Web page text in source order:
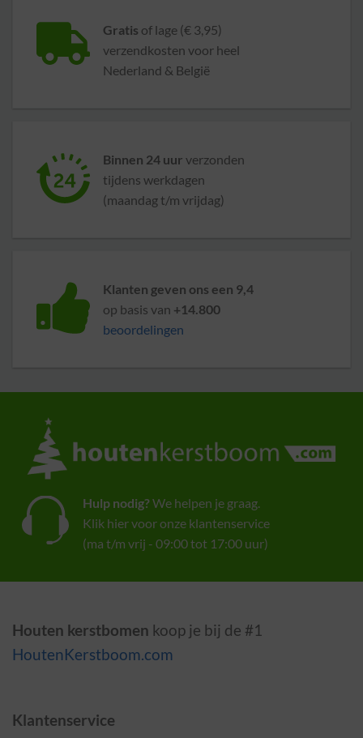
Gratis of lage (€ 3,95)
verzendkosten voor heel
Nederland & België
Binnen 24 uur verzonden
tijdens werkdagen
(maandag t/m vrijdag)
Klanten geven ons een 9,4
op basis van +14.800
beoordelingen
Hulp nodig?We helpen je graag.
Klik hier voor onze klantenservice
(ma t/m vrij - 09:00 tot 17:00 uur)
Houten kerstbomen koop je bij de #1
HoutenKerstboom.com
Klantenservice